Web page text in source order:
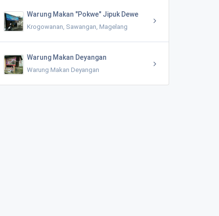
Warung Makan "Pokwe" Jipuk Dewe
Krogowanan, Sawangan, Magelang
Warung Makan Deyangan
Warung Makan Deyangan